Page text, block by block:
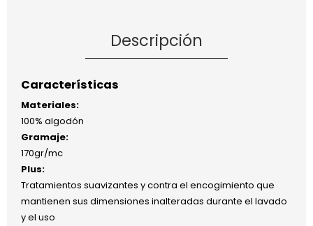
Descripción
Características
Materiales:
100% algodón
Gramaje:
170gr/mc
Plus:
Tratamientos suavizantes y contra el encogimiento que
mantienen sus dimensiones inalteradas durante el lavado
y el uso